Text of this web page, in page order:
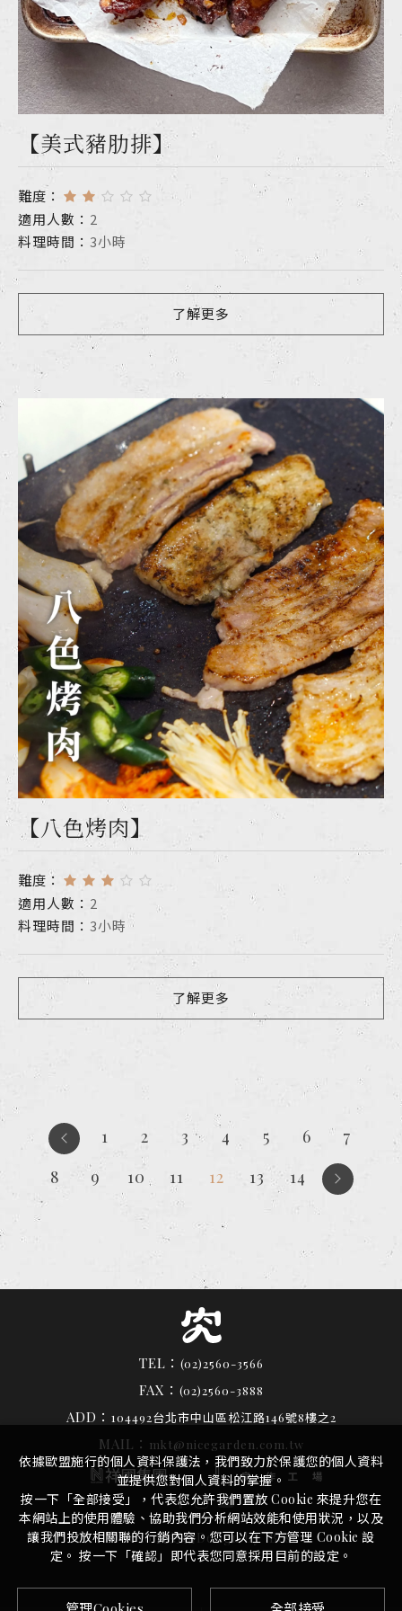
【美式豬肋排】
難度：
適用人數： 2
料理時間： 3小時
了解更多
【八色烤肉】
難度：
適用人數： 2
料理時間： 3小時
了解更多
1 2 3 4 5 6
7
8
9 10 11 12 13 14
TEL： (02)2560-3566
FAX： (02)2560-3888
ADD： 104492台北市中山區松江路146號8樓之2
MAIL： mkt@nicegarden.com.tw
© 2026 究好豬Design by iBest
依據歐盟施行的個人資料保護法，我們致力於保護您的個人資料
並提供您對個人資料的掌握。
按一下「全部接受」，代表您允許我們置放 Cookie 來提升您在
本網站上的使用體驗、協助我們分析網站效能和使用狀況，以及
讓我們投放相關聯的行銷內容。您可以在下方管理 Cookie 設
定。 按一下「確認」即代表您同意採用目前的設定。